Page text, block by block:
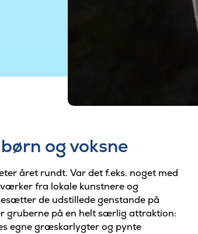
og voksne
året rundt. Var det f.eks. noget med
fra lokale kunstnere og
de udstillede genstande på
gruberne på en helt særlig attraktion:
egne græskarlygter og pynte